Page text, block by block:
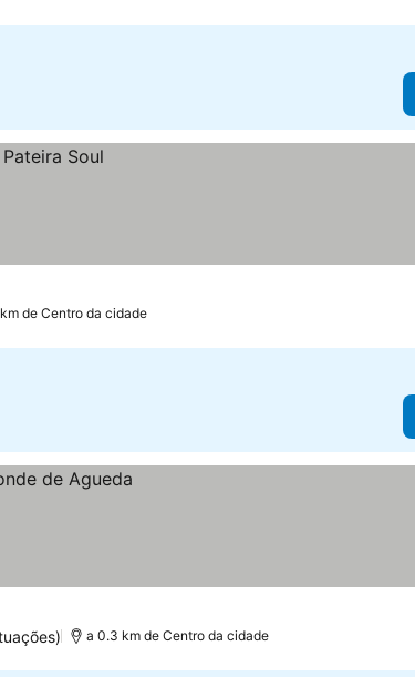
de Centro da cidade
a 0.3 km de Centro da cidade